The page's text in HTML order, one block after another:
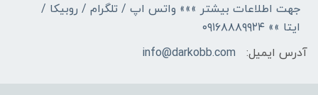
جهت اطلاعات بیشتر »»» واتس اپ / تلگرام / روبیکا /
ایتا »» ۰۹۱۶۸۸۸۹۹۲۴
آدرس ایمیل:
info@darkobb.com